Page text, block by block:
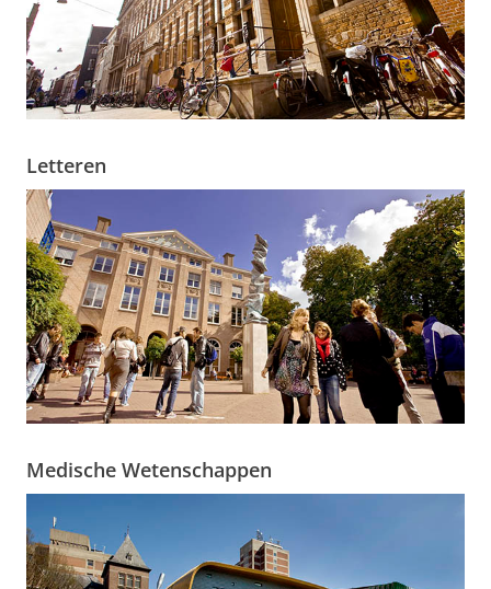
Letteren
Medische Wetenschappen